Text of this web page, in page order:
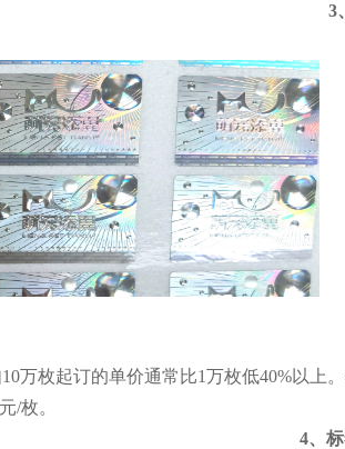
3
万枚起订的单价通常比1万枚低40%以上
/枚。
4、